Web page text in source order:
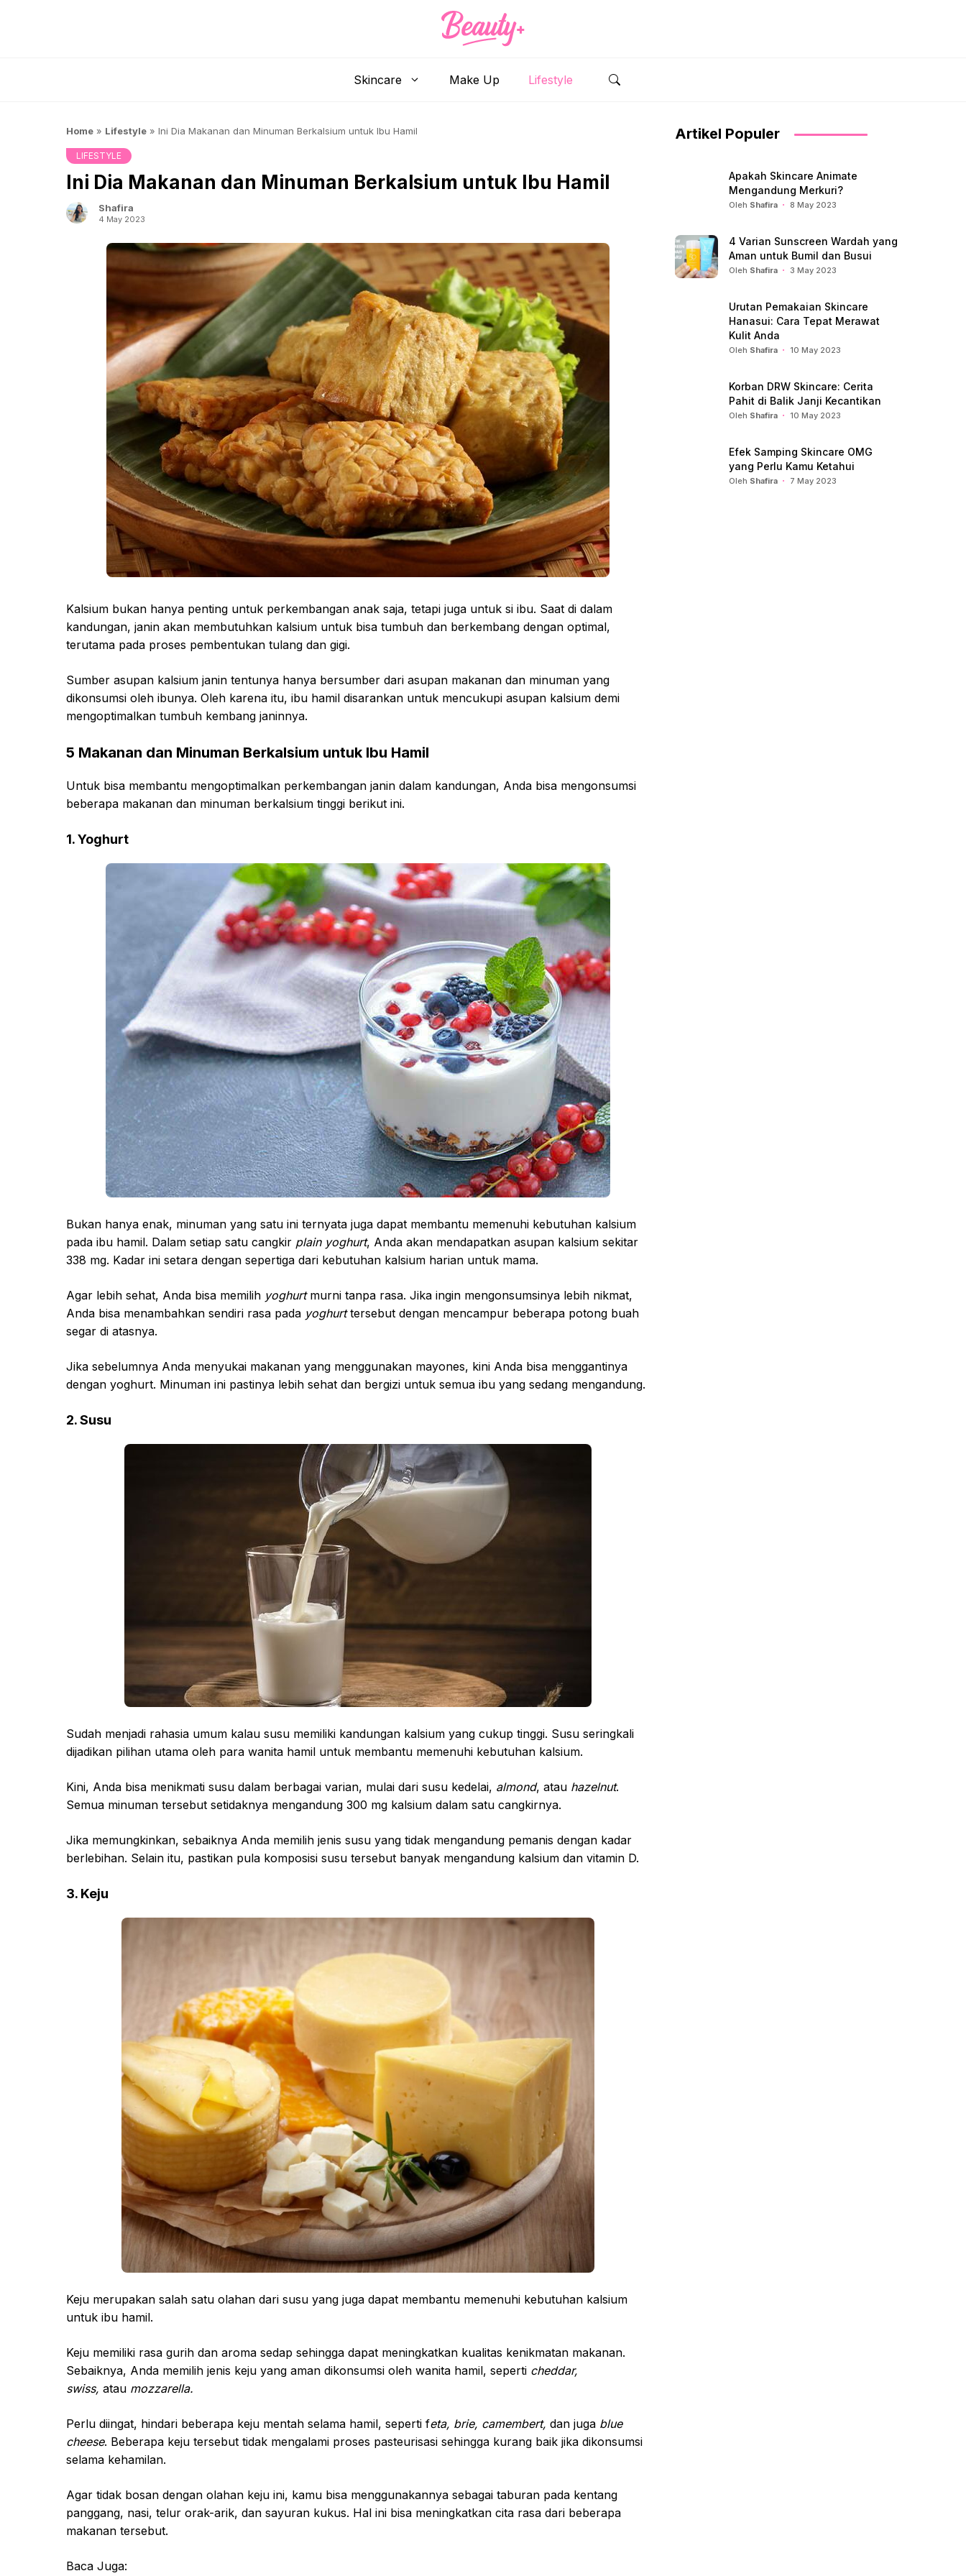
Skincare Make Up Lifestyle
Home » Lifestyle » Ini Dia Makanan dan Minuman Berkalsium untuk Ibu Hamil
LIFESTYLE
Ini Dia Makanan dan Minuman Berkalsium untuk Ibu Hamil
Shafira
4 May 2023
Kalsium bukan hanya penting untuk perkembangan anak saja, tetapi juga untuk si ibu. Saat di dalam
kandungan, janin akan membutuhkan kalsium untuk bisa tumbuh dan berkembang dengan optimal,
terutama pada proses pembentukan tulang dan gigi.
Sumber asupan kalsium janin tentunya hanya bersumber dari asupan makanan dan minuman yang
dikonsumsi oleh ibunya. Oleh karena itu, ibu hamil disarankan untuk mencukupi asupan kalsium demi
mengoptimalkan tumbuh kembang janinnya.
5 Makanan dan Minuman Berkalsium untuk Ibu Hamil
Untuk bisa membantu mengoptimalkan perkembangan janin dalam kandungan, Anda bisa mengonsumsi
beberapa makanan dan minuman berkalsium tinggi berikut ini.
1. Yoghurt
Bukan hanya enak, minuman yang satu ini ternyata juga dapat membantu memenuhi kebutuhan kalsium
pada ibu hamil. Dalam setiap satu cangkir plain yoghurt, Anda akan mendapatkan asupan kalsium sekitar
338 mg. Kadar ini setara dengan sepertiga dari kebutuhan kalsium harian untuk mama.
Agar lebih sehat, Anda bisa memilih yoghurtmurni tanpa rasa. Jika ingin mengonsumsinya lebih nikmat,
Anda bisa menambahkan sendiri rasa pada yoghurttersebut dengan mencampur beberapa potong buah
segar di atasnya.
Jika sebelumnya Anda menyukai makanan yang menggunakan mayones, kini Anda bisa menggantinya
dengan yoghurt. Minuman ini pastinya lebih sehat dan bergizi untuk semua ibu yang sedang mengandung.
2. Susu
Sudah menjadi rahasia umum kalau susu memiliki kandungan kalsium yang cukup tinggi. Susu seringkali
dijadikan pilihan utama oleh para wanita hamil untuk membantu memenuhi kebutuhan kalsium.
Kini, Anda bisa menikmati susu dalam berbagai varian, mulai dari susu kedelai, almond, atau hazelnut.
Semua minuman tersebut setidaknya mengandung 300 mg kalsium dalam satu cangkirnya.
Jika memungkinkan, sebaiknya Anda memilih jenis susu yang tidak mengandung pemanis dengan kadar
berlebihan. Selain itu, pastikan pula komposisi susu tersebut banyak mengandung kalsium dan vitamin D.
3. Keju
Keju merupakan salah satu olahan dari susu yang juga dapat membantu memenuhi kebutuhan kalsium
untuk ibu hamil.
Keju memiliki rasa gurih dan aroma sedap sehingga dapat meningkatkan kualitas kenikmatan makanan.
Sebaiknya, Anda memilih jenis keju yang aman dikonsumsi oleh wanita hamil, seperti cheddar,
swiss, atau mozzarella.
Perlu diingat, hindari beberapa keju mentah selama hamil, seperti feta, brie, camembert, dan juga blue
cheese. Beberapa keju tersebut tidak mengalami proses pasteurisasi sehingga kurang baik jika dikonsumsi
selama kehamilan.
Agar tidak bosan dengan olahan keju ini, kamu bisa menggunakannya sebagai taburan pada kentang
panggang, nasi, telur orak-arik, dan sayuran kukus. Hal ini bisa meningkatkan cita rasa dari beberapa
makanan tersebut.
Baca Juga:
Artikel Populer
Apakah Skincare Animate
Mengandung Merkuri?
Oleh Shafira 8 May 2023
4 Varian Sunscreen Wardah yang
Aman untuk Bumil dan Busui
Oleh Shafira 3 May 2023
Urutan Pemakaian Skincare
Hanasui: Cara Tepat Merawat
Kulit Anda
Oleh Shafira 10 May 2023
Korban DRW Skincare: Cerita
Pahit di Balik Janji Kecantikan
Oleh Shafira 10 May 2023
Efek Samping Skincare OMG
yang Perlu Kamu Ketahui
Oleh Shafira 7 May 2023